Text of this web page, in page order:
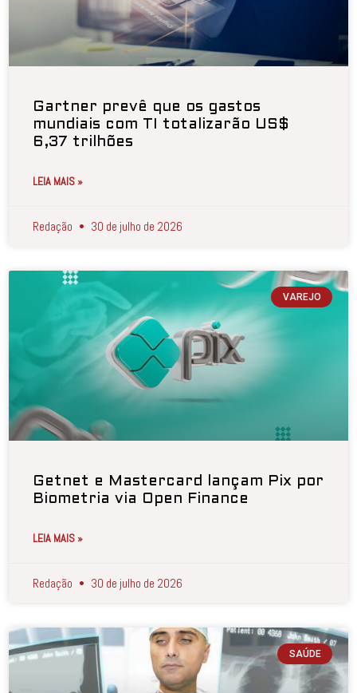
Gartner prevê que os gastos
mundiais com TI totalizarão US$
6,37 trilhões
LEIA MAIS »
Redação 30 de julho de 2026
VAREJO
Getnet e Mastercard lançam Pix por
Biometria via Open Finance
LEIA MAIS »
Redação 30 de julho de 2026
SAÚDE